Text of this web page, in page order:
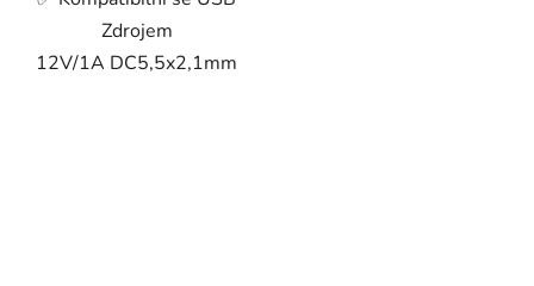
Zdrojem
12V/1A DC5,5x2,1mm